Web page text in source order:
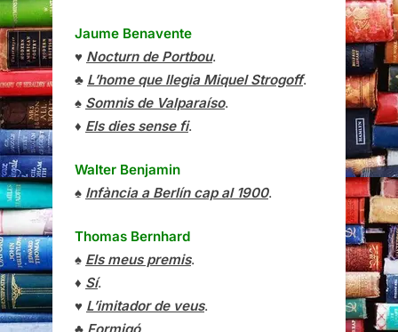
Jaume Benavente
♥ Nocturn de Portbou.
♣ L’home que llegia Miquel Strogoff.
♠ Somnis de Valparaíso.
♦ Els dies sense fi.
Walter Benjamin
♠ Infància a Berlín cap al 1900.
Thomas Bernhard
♠ Els meus premis.
♦ Sí.
♥ L’imitador de veus.